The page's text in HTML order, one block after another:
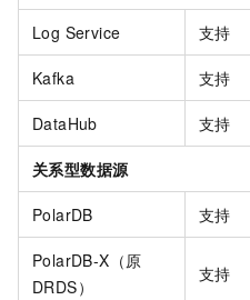
Log Service 支持
Kafka 支持
DataHub 支持
关系型数据源
PolarDB 支持
PolarDB-X（原
DRDS）
支持